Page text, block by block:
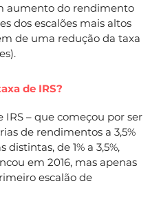
aumento do rendimento
dos escalões mais altos
de uma redução da taxa
de IRS?
– que começou por ser
de rendimentos a 3,5%
de 1% a 3,5%,
em 2016, mas apenas
escalão de